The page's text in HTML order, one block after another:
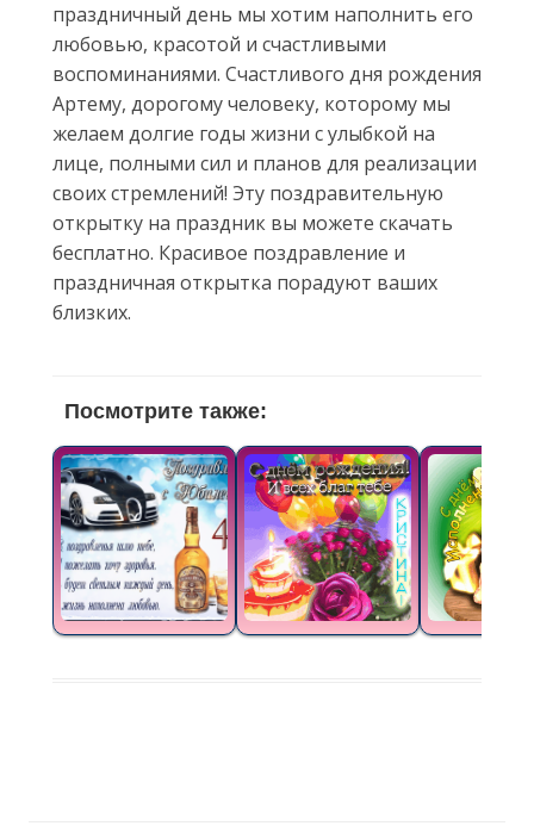
праздничный день мы хотим наполнить его
любовью, красотой и счастливыми
воспоминаниями. Счастливого дня рождения
Артему, дорогому человеку, которому мы
желаем долгие годы жизни с улыбкой на
лице, полными сил и планов для реализации
своих стремлений! Эту поздравительную
открытку на праздник вы можете скачать
бесплатно. Красивое поздравление и
праздничная открытка порадуют ваших
близких.
Посмотрите также: